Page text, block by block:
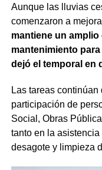
Aunque las lluvias
comenzaron a
mantiene un
mantenimiento
dejó el temporal en
Las tareas
participación de
Social, Obras
tanto en la
desagote y limpieza